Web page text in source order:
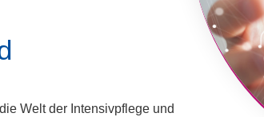
Welt der Intensivpflege und